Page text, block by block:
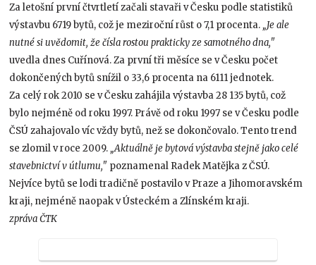
Za letošní první čtvrtletí začali stavaři v Česku podle statistiků
výstavbu 6719 bytů, což je meziroční růst o 7,1 procenta.„Je ale
nutné si uvědomit, že čísla rostou prakticky ze samotného dna,"
uvedla dnes Cuřínová. Za první tři měsíce se v Česku počet
dokončených bytů snížil o 33,6 procenta na 6111 jednotek.
Za celý rok 2010 se v Česku zahájila výstavba 28 135 bytů, což
bylo nejméně od roku 1997. Právě od roku 1997 se v Česku podle
ČSÚ zahajovalo víc vždy bytů, než se dokončovalo. Tento trend
se zlomil v roce 2009.„Aktuálně je bytová výstavba stejně jako celé
stavebnictví v útlumu," poznamenal Radek Matějka z ČSÚ.
Nejvíce bytů se lodi tradičně postavilo v Praze a Jihomoravském
kraji, nejméně naopak v Ústeckém a Zlínském kraji.
zpráva ČTK